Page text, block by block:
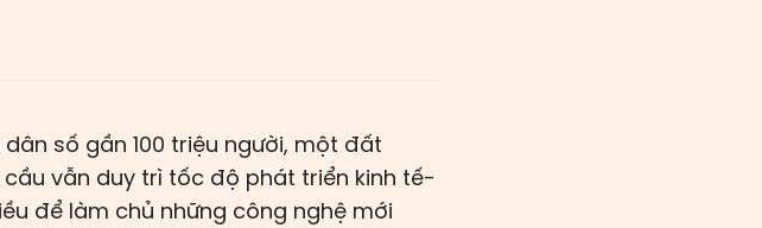
số gần 100 triệu người, một đất
vẫn duy trì tốc độ phát triển kinh tế-
để làm chủ những công nghệ mới